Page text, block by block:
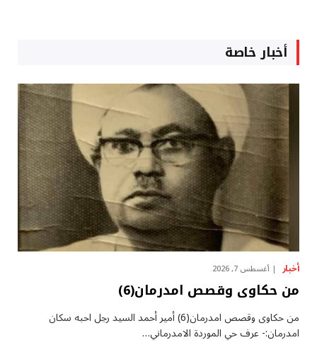
أخبار خاصة
أخبار أغسطس 7, 2026
من حكاوى وقصص امدرمان(6)
من حكاوى وقصص امدرمان(6) أمير أحمد السيد رجل احبه سكان
امدرمان:- عرف حي الموردة الامدرماني…